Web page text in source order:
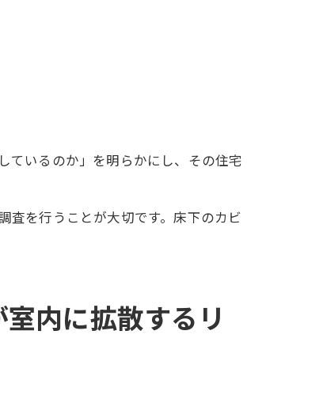
ているのか」を明らかにし、その住宅
査を行うことが大切です。床下のカビ
内に拡散するリ